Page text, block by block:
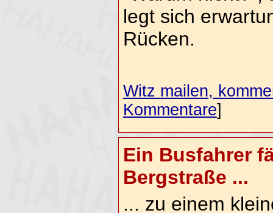
legt sich
Rücken.
Witz mailen,
Kommentare]
Ein Busfahrer
Bergstraße ...
... zu einem